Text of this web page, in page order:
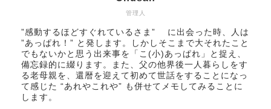
管理人
”感動するほどすぐれているさま” に出会った時、人は
”あっぱれ！” と発します。しかしそこまで大それたこと
でもないかと思う出来事を「こ(小)あっぱれ」と捉え、
備忘録的に綴ります。また、父の他界後一人暮らしをす
る老母親を、還暦を迎えて初めて世話をすることになっ
て感じた “あれやこれや” も併せてメモしてみることに
します。